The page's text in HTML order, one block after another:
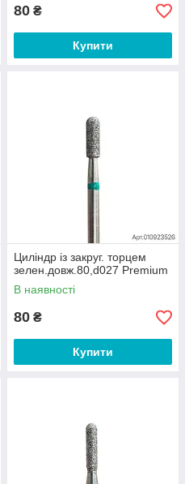
80 ₴
Купити
Циліндр із закруг. торцем
зелен.довж.80,d027 Premium
В наявності
80 ₴
Купити